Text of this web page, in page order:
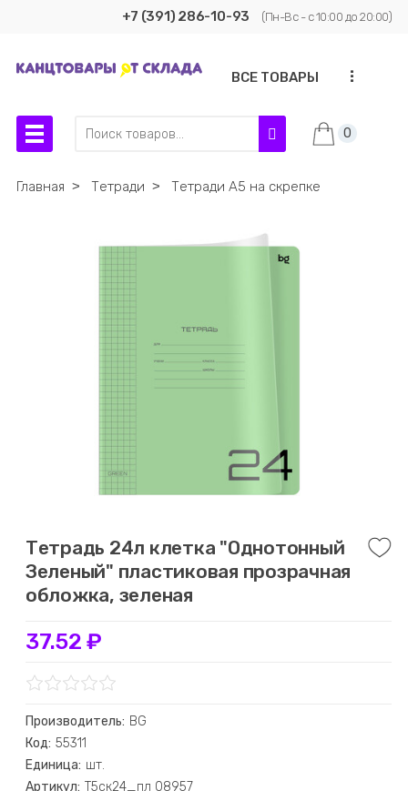
+7 (391) 286-10-93 (Пн-Вс - с 10:00 до 20:00)
ВСЕ ТОВАРЫ ...
0
Главная ˃ Тетради ˃ Тетради А5 на скрепке
Тетрадь 24л клетка "Однотонный
Зеленый" пластиковая прозрачная
обложка, зеленая
37.52 ₽
Производитель: BG
Код: 55311
Единица: шт.
Артикул: Т5ск24_пл 08957